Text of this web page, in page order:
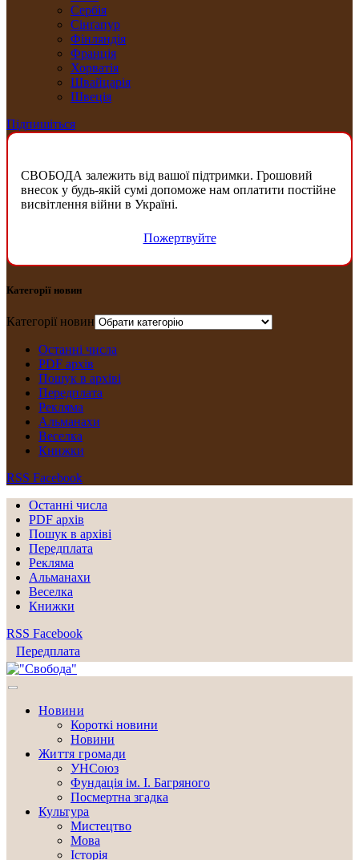
Сербія
Сінґапур
Фінляндія
Франція
Хорватія
Швайцарія
Швеція
Підпишіться
СВОБОДА залежить від вашої підтримки. Грошовий
внесок у будь-якій сумі допоможе нам оплатити постійне
висвітлення війни в Україні.
Пожертвуйте
Категорії новин
Категорії новин
Останні числа
PDF архів
Пошук в архіві
Передплата
Рекляма
Альманахи
Веселка
Книжки
RSS Facebook
Останні числа
PDF архів
Пошук в архіві
Передплата
Рекляма
Альманахи
Веселка
Книжки
RSS Facebook
Передплата
Новини
Короткі новини
Новини
Життя громади
УНСоюз
Фундація ім. І. Багряного
Посмертна згадка
Культура
Мистецтво
Мова
Історія